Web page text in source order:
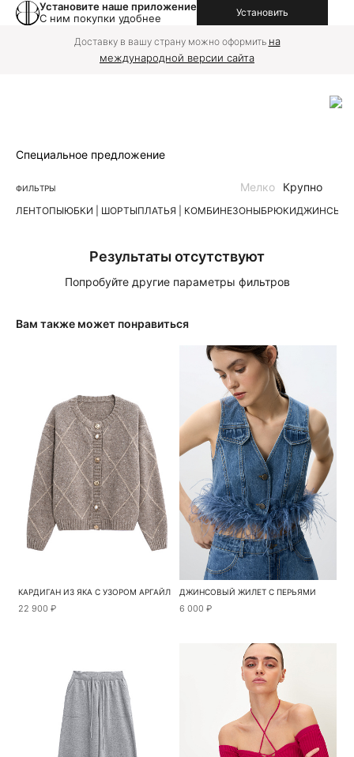
Установите наше приложение
С ним покупки удобнее
Установить
Доставку в вашу страну можно оформить на
международной версии сайта
Специальное предложение
ФИЛЬТРЫ
ЛЕНТОПЫЮБКИ | ШОРТЫПЛАТЬЯ | КОМБИНЕЗОНЫБРЮКИДЖИНСЫ
Мелко Крупно
Результаты отсутствуют
Попробуйте другие параметры фильтров
Вам также может понравиться
КАРДИГАН ИЗ ЯКА С УЗОРОМ АРГАЙЛ
22 900 ₽
ДЖИНСОВЫЙ ЖИЛЕТ С ПЕРЬЯМИ
6 000 ₽